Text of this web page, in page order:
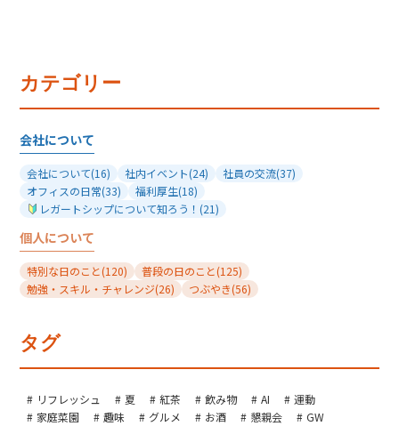
カテゴリー
会社について
会社について(16) 社内イベント(24) 社員の交流(37)
オフィスの日常(33) 福利厚生(18)
レガートシップについて知ろう！ (21)
個人について
特別な日のこと(120) 普段の日のこと(125)
勉強・スキル・チャレンジ(26) つぶやき(56)
タグ
リフレッシュ 夏 紅茶 飲み物 AI
運動
家庭菜園
趣味 グルメ お酒 懇親会
GW